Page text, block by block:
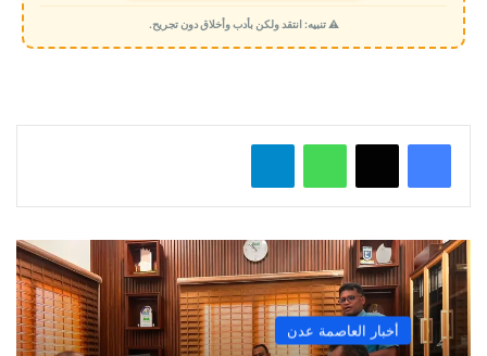
م
ي
⚠️ تنبيه: انتقد ولكن بأدب وأخلاق دون تجريح.
واتساب
أخبار العاصمة عدن